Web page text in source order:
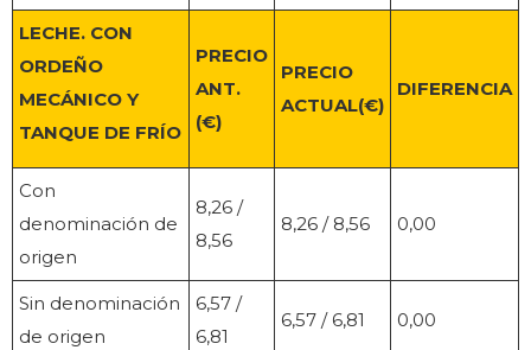
LECHE. CON
ORDEÑO
MECÁNICO Y
TANQUE DE FRÍO
PRECIO
ANT.
(€)
PRECIO
ACTUAL(€)
DIFERENCIA
Con
denominación de
origen
8,26 /
8,56
8,26 / 8,56 0,00
Sin denominación
de origen
6,57 /
6,81
6,57 / 6,81 0,00